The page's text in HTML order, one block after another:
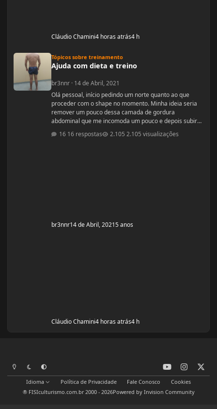
Cláudio Chamini4 horas atrás4 h
Tópicos sobre treinamento
Ajuda com dieta e treino
br3nnr · 14 de Abril, 2021
Olá pessoal, início pedindo um norte quanto ao que
proceder com o shape no momento. Minha ideia seria
remover um pouco dessa camada de gordura
abdominal que me incomoda um pouco e depois subir
ajudar! Idade: 24 Altura: 187 Peso: 80
16 respostas 2.105 visualizações
br3nnr14 de Abril, 20215 anos
Cláudio Chamini4 horas atrás4 h
Modo ClaroModo EscuroPreferência do Sistema
o
n
Idioma Política de Privacidade Fale Conosco
Cookies
® FISIculturismo.com.br 2000 - 2026Powered by Invision Community